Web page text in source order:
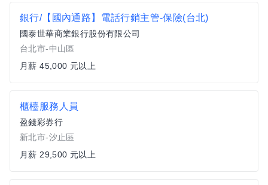
銀行/【國內通路】電話行銷主管-保險(台北)
國泰世華商業銀行股份有限公司
台北市-中山區
月薪 45,000 元以上
櫃檯服務人員
盈錢彩券行
新北市-汐止區
月薪 29,500 元以上